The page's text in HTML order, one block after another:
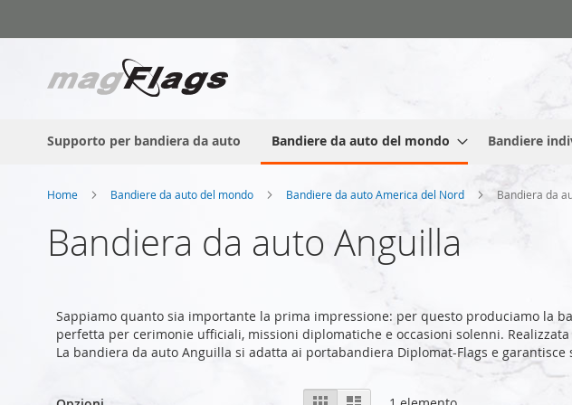
al
Supporto per bandiera da auto Bandiere da auto del mondo Bandiere
Home Bandiere da auto del mondo Bandiere da auto America del Nord Bandiera da
Bandiera da auto Anguilla
Sappiamo quanto sia importante la prima impressione: per questo produciamo la
perfetta per cerimonie ufficiali, missioni diplomatiche e occasioni solenni.
La bandiera da auto Anguilla si adatta ai portabandiera Diplomat-Flags e
Mostra
GrigliaLista